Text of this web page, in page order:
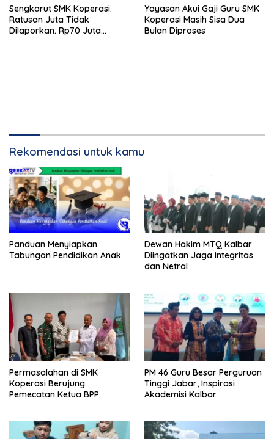
Sengkarut SMK Koperasi.
Ratusan Juta Tidak
Dilaporkan. Rp70 Juta
Yayasan Akui Gaji Guru SMK
Koperasi Masih Sisa Dua
Bulan Diproses
Rekomendasi untuk kamu
Panduan Menyiapkan
Tabungan Pendidikan Anak
Dewan Hakim MTQ Kalbar
Diingatkan Jaga Integritas
dan Netral
Permasalahan di SMK
Koperasi Berujung
Pemecatan Ketua BPP
PM 46 Guru Besar Perguruan
Tinggi Jabar, Inspirasi
Akademisi Kalbar